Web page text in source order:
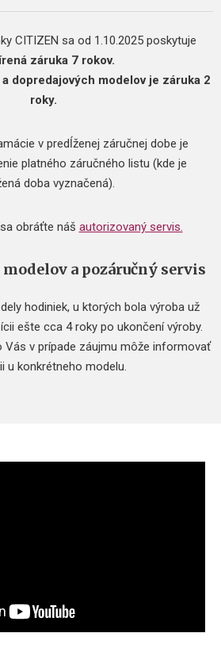
CITIZEN sa od 1.10.2025 poskytuje
záruka 7 rokov.
dopredajových modelov je záruka 2
roky.
v predĺženej záručnej dobe je
platného záručného listu (kde je
doba vyznačená).
obráťte náš autorizovaný servis.
a pozáručný servis
hodiniek, u ktorých bola výroba už
ešte cca 4 roky po ukončení výroby.
Vás v prípade záujmu môže informovať
u konkrétneho modelu.